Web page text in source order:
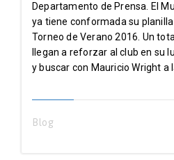
Departamento de Prensa. El
ya tiene conformada su
Torneo de Verano 2016. Un
llegan a reforzar al club en su
y buscar con Mauricio Wright a
Blog